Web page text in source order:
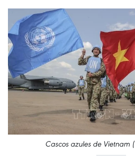
Cascos azules de Vietnam